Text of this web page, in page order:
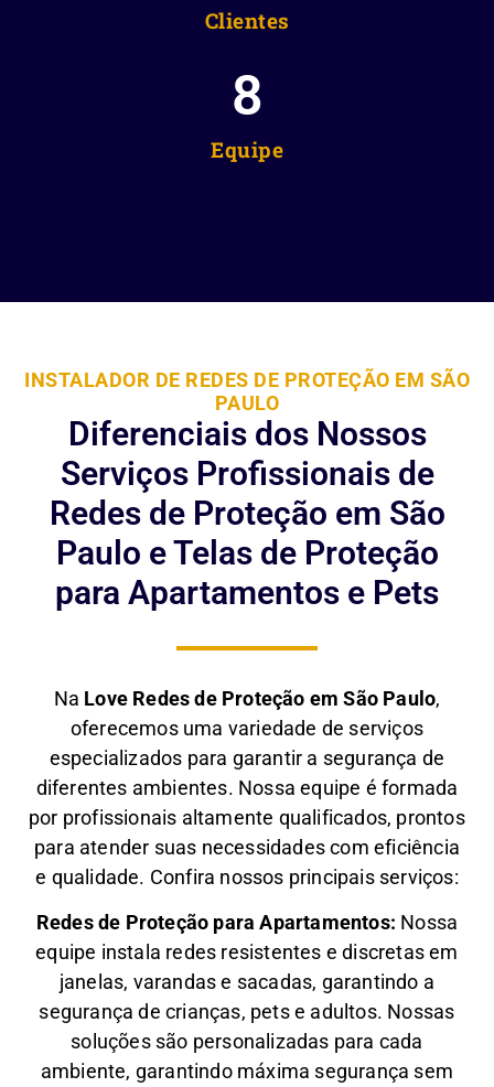
Clientes
Equipe
8
INSTALADOR DE REDES DE PROTEÇÃO EM SÃO
PAULO
Diferenciais dos Nossos
Serviços Profissionais de
Redes de Proteção em São
Paulo e Telas de Proteção
para Apartamentos e Pets
Na Love Redes de Proteção em São Paulo,
oferecemos uma variedade de serviços
especializados para garantir a segurança de
diferentes ambientes. Nossa equipe é formada
por profissionais altamente qualificados, prontos
para atender suas necessidades com eficiência
e qualidade. Confira nossos principais serviços:
Redes de Proteção para Apartamentos: Nossa
equipe instala redes resistentes e discretas em
janelas, varandas e sacadas, garantindo a
segurança de crianças, pets e adultos. Nossas
soluções são personalizadas para cada
ambiente, garantindo máxima segurança sem